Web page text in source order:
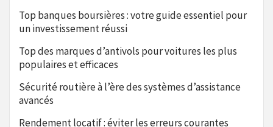
Top banques boursières : votre guide essentiel pour
un investissement réussi
Top des marques d’antivols pour voitures les plus
populaires et efficaces
Sécurité routière à l’ère des systèmes d’assistance
avancés
Rendement locatif : éviter les erreurs courantes